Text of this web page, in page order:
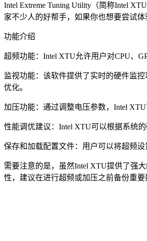
Intel Extreme Tuning Utility（简称Intel
家不少人的好帮手，如果你也想要尝试
功能介绍
超频功能：Intel XTU允许用户对CPU、
监视功能：该软件提供了实时的硬件监
优化。
加压功能：通过调整电压参数，Intel
性能调优建议：Intel XTU可以根据系统
保存和加载配置文件：用户可以将超频
需要注意的是，虽然Intel XTU提供了强
性，建议在进行超频或加压之前备份重